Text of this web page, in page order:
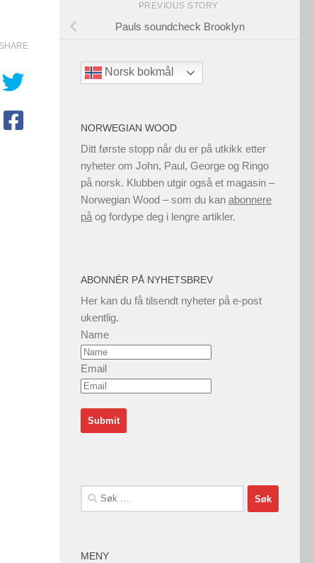
SHARE
PREVIOUS STORY
Pauls soundcheck Brooklyn
Norsk bokmål
NORWEGIAN WOOD
Ditt første stopp når du er på utkikk etter
nyheter om John, Paul, George og Ringo
på norsk. Klubben utgir også et magasin –
Norwegian Wood – som du kan abonnere
på og fordype deg i lengre artikler.
ABONNÉR PÅ NYHETSBREV
Her kan du få tilsendt nyheter på e-post
ukentlig.
Name
Email
Søk
etter:
MENY